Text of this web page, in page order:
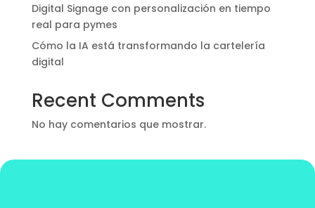
Digital Signage con personalización en tiempo
real para pymes
Cómo la IA está transformando la cartelería
digital
Recent Comments
No hay comentarios que mostrar.